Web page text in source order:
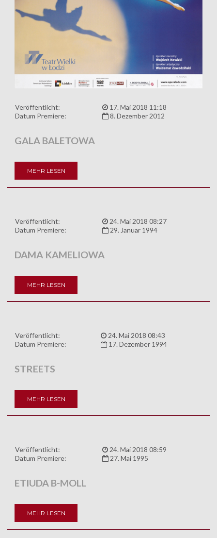
Veröffentlicht:
17. Mai 2018 11:18
Datum Premiere:
8. Dezember 2012
GALA BALETOWA
MEHR LESEN
Veröffentlicht:
24. Mai 2018 08:27
Datum Premiere:
29. Januar 1994
DAMA KAMELIOWA
MEHR LESEN
Veröffentlicht:
24. Mai 2018 08:43
Datum Premiere:
17. Dezember 1994
STREETS
MEHR LESEN
Veröffentlicht:
24. Mai 2018 08:59
Datum Premiere:
27. Mai 1995
ETIUDA B-MOLL
MEHR LESEN